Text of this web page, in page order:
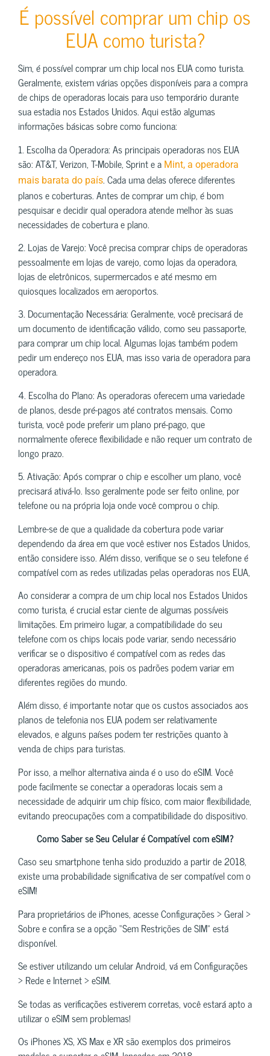
É possível comprar um chip os
EUA como turista?
Sim, é possível comprar um chip local nos EUA como turista.
Geralmente, existem várias opções disponíveis para a compra
de chips de operadoras locais para uso temporário durante
sua estadia nos Estados Unidos. Aqui estão algumas
informações básicas sobre como funciona:
1. Escolha da Operadora: As principais operadoras nos EUA
são: AT&T, Verizon, T-Mobile, Sprint e a Mint, a operadora
mais barata do país. Cada uma delas oferece diferentes
planos e coberturas. Antes de comprar um chip, é bom
pesquisar e decidir qual operadora atende melhor às suas
necessidades de cobertura e plano.
2. Lojas de Varejo: Você precisa comprar chips de operadoras
pessoalmente em lojas de varejo, como lojas da operadora,
lojas de eletrônicos, supermercados e até mesmo em
quiosques localizados em aeroportos.
3. Documentação Necessária: Geralmente, você precisará de
um documento de identificação válido, como seu passaporte,
para comprar um chip local. Algumas lojas também podem
pedir um endereço nos EUA, mas isso varia de operadora para
operadora.
4. Escolha do Plano: As operadoras oferecem uma variedade
de planos, desde pré-pagos até contratos mensais. Como
turista, você pode preferir um plano pré-pago, que
normalmente oferece flexibilidade e não requer um contrato de
longo prazo.
5. Ativação: Após comprar o chip e escolher um plano, você
precisará ativá-lo. Isso geralmente pode ser feito online, por
telefone ou na própria loja onde você comprou o chip.
Lembre-se de que a qualidade da cobertura pode variar
dependendo da área em que você estiver nos Estados Unidos,
então considere isso. Além disso, verifique se o seu telefone é
compatível com as redes utilizadas pelas operadoras nos EUA,
Ao considerar a compra de um chip local nos Estados Unidos
como turista, é crucial estar ciente de algumas possíveis
limitações. Em primeiro lugar, a compatibilidade do seu
telefone com os chips locais pode variar, sendo necessário
verificar se o dispositivo é compatível com as redes das
operadoras americanas, pois os padrões podem variar em
diferentes regiões do mundo.
Além disso, é importante notar que os custos associados aos
planos de telefonia nos EUA podem ser relativamente
elevados, e alguns países podem ter restrições quanto à
venda de chips para turistas.
Por isso, a melhor alternativa ainda é o uso do eSIM. Você
pode facilmente se conectar a operadoras locais sem a
necessidade de adquirir um chip físico, com maior flexibilidade,
evitando preocupações com a compatibilidade do dispositivo.
Como Saber se Seu Celular é Compatível com eSIM?
Caso seu smartphone tenha sido produzido a partir de 2018,
existe uma probabilidade significativa de ser compatível com o
eSIM!
Para proprietários de iPhones, acesse Configurações > Geral >
Sobre e confira se a opção “Sem Restrições de SIM” está
disponível.
Se estiver utilizando um celular Android, vá em Configurações
> Rede e Internet > eSIM.
Se todas as verificações estiverem corretas, você estará apto a
utilizar o eSIM sem problemas!
Os iPhones XS, XS Max e XR são exemplos dos primeiros